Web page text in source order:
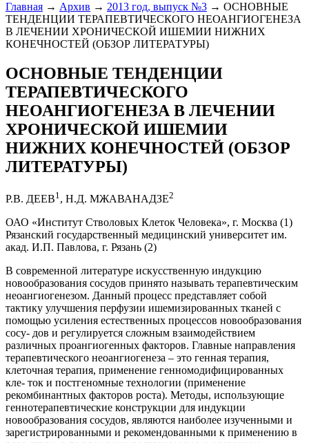
Главная → Архив → 2013 год, выпуск №3 → ОСНОВНЫЕ
ТЕНДЕНЦИИ ТЕРАПЕВТИЧЕСКОГО НЕОАНГИОГЕНЕЗА
В ЛЕЧЕНИИ ХРОНИЧЕСКОЙ ИШЕМИИ НИЖНИХ
КОНЕЧНОСТЕЙ (ОБЗОР ЛИТЕРАТУРЫ)
ОСНОВНЫЕ ТЕНДЕНЦИИ
ТЕРАПЕВТИЧЕСКОГО
НЕОАНГИОГЕНЕЗА В ЛЕЧЕНИИ
ХРОНИЧЕСКОЙ ИШЕМИИ
НИЖНИХ КОНЕЧНОСТЕЙ (ОБЗОР
ЛИТЕРАТУРЫ)
Р.В. ДЕЕВ1, Н.Д. МЖАВАНАДЗЕ2
ОАО «Институт Стволовых Клеток Человека», г. Москва (1)
Рязанский государственный медицинский университет им.
акад. И.П. Павлова, г. Рязань (2)
В современной литературе искусственную индукцию
новообразования сосудов принято называть терапевтическим
неоангиогенезом. Данный процесс представляет собой
тактику улучшения перфузии ишемизированных тканей с
помощью усиления естественных процессов новообразования
сосу- дов и регулируется сложным взаимодействием
различных проангиогенных факторов. Главные направления
терапевтического неоангиогенеза – это генная терапия,
клеточная терапия, применение генномодифицированных
кле- ток и постгеномные технологии (применение
рекомбинантных факторов роста). Методы, использующие
геннотерапевтические конструкции для индукции
новообразования сосудов, являются наиболее изученными и
зарегистрированными и рекомендованными к применению в